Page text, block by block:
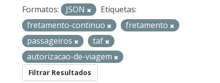
Formatos: JSON
Etiquetas:
fretamento-continuo
fretamento
passageiros
taf
autorizacao-de-viagem
Filtrar Resultados